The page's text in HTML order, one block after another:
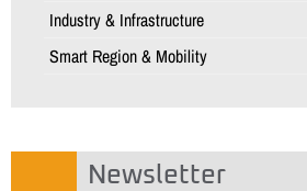
Industry & Infrastructure
Smart Region & Mobility
Newsletter